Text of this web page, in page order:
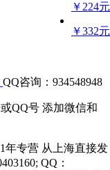
￥224元
￥332元
QQ咨询：934548948
QQ号 添加微信和
年专营 从上海直接发
QQ：